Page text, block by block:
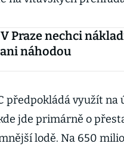
Praze nechci
náhodou
předpokládá využít na
jde primárně o
lodě. Na 650